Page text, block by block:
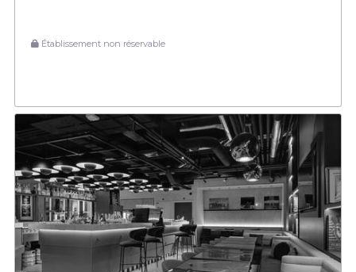
Établissement non réservable